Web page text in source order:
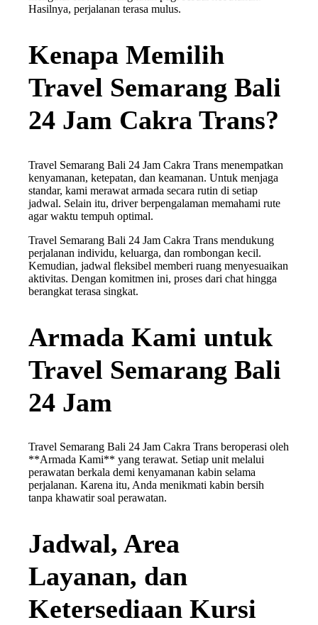
Hasilnya, perjalanan terasa mulus.
Kenapa Memilih
Travel Semarang Bali
24 Jam Cakra Trans?
Travel Semarang Bali 24 Jam Cakra Trans menempatkan
kenyamanan, ketepatan, dan keamanan. Untuk menjaga
standar, kami merawat armada secara rutin di setiap
jadwal. Selain itu, driver berpengalaman memahami rute
agar waktu tempuh optimal.
Travel Semarang Bali 24 Jam Cakra Trans mendukung
perjalanan individu, keluarga, dan rombongan kecil.
Kemudian, jadwal fleksibel memberi ruang menyesuaikan
aktivitas. Dengan komitmen ini, proses dari chat hingga
berangkat terasa singkat.
Armada Kami untuk
Travel Semarang Bali
24 Jam
Travel Semarang Bali 24 Jam Cakra Trans beroperasi oleh
**Armada Kami** yang terawat. Setiap unit melalui
perawatan berkala demi kenyamanan kabin selama
perjalanan. Karena itu, Anda menikmati kabin bersih
tanpa khawatir soal perawatan.
Jadwal, Area
Layanan, dan
Ketersediaan Kursi